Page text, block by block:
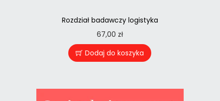
Rozdział badawczy logistyka
67,00 zł
Dodaj do koszyka